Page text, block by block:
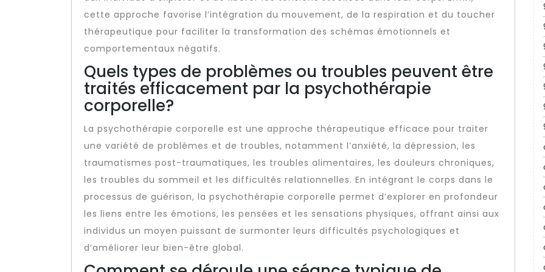
cette approche favorise l’intégration du mouvement, de la respiration et du toucher
thérapeutique pour faciliter la transformation des schémas émotionnels et
comportementaux négatifs.
Quels types de problèmes ou troubles peuvent être
traités efficacement par la psychothérapie
corporelle?
La psychothérapie corporelle est une approche thérapeutique efficace pour traiter
une variété de problèmes et de troubles, notamment l’anxiété, la dépression, les
traumatismes post-traumatiques, les troubles alimentaires, les douleurs chroniques,
les troubles du sommeil et les difficultés relationnelles. En intégrant le corps dans le
processus de guérison, la psychothérapie corporelle permet d’explorer en profondeur
les liens entre les émotions, les pensées et les sensations physiques, offrant ainsi aux
individus un moyen puissant de surmonter leurs difficultés psychologiques et
d’améliorer leur bien-être global.